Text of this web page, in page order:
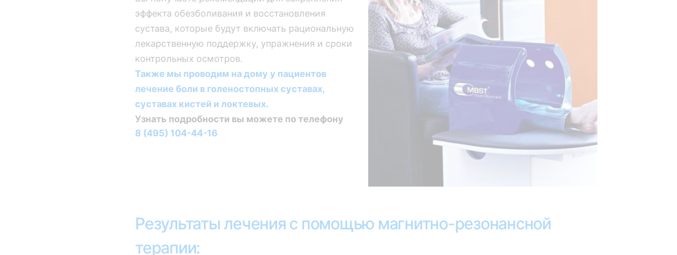
эффекта обезболивания и восстановления
сустава, которые будут включать рациональную
лекарственную поддержку, упражнения и сроки
контрольных осмотров.
Также мы проводим на дому у пациентов
лечение боли в голеностопных суставах,
суставах кистей и локтевых.
Узнать подробности вы можете по телефону
8 (495) 104-44-16
Результаты лечения с помощью магнитно-резонансной
терапии: